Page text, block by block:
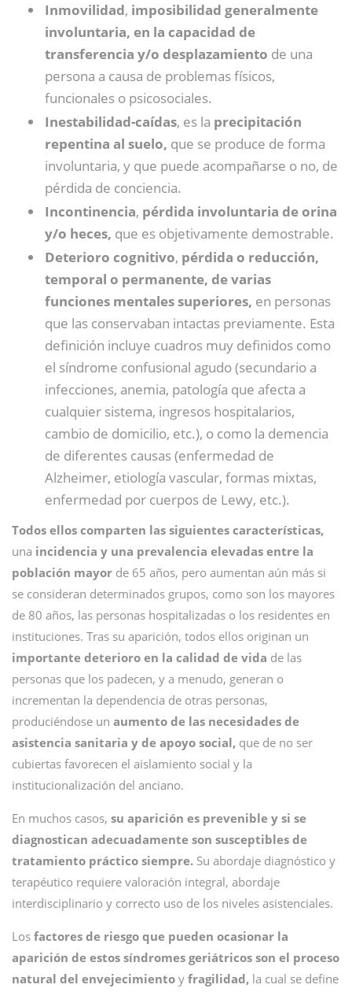
Inmovilidad, imposibilidad generalmente
involuntaria, en la capacidad de
transferencia y/o desplazamiento de una
persona a causa de problemas físicos,
funcionales o psicosociales.
Inestabilidad-caídas, es la precipitación
repentina al suelo, que se produce de forma
involuntaria, y que puede acompañarse o no, de
pérdida de conciencia.
Incontinencia, pérdida involuntaria de orina
y/o heces, que es objetivamente demostrable.
Deterioro cognitivo, pérdida o reducción,
temporal o permanente, de varias
funciones mentales superiores, en personas
que las conservaban intactas previamente. Esta
definición incluye cuadros muy definidos como
el síndrome confusional agudo (secundario a
infecciones, anemia, patología que afecta a
cualquier sistema, ingresos hospitalarios,
cambio de domicilio, etc.), o como la demencia
de diferentes causas (enfermedad de
Alzheimer, etiología vascular, formas mixtas,
enfermedad por cuerpos de Lewy, etc.).
Todos ellos comparten las siguientes características,
una incidencia y una prevalencia elevadas entre la
población mayor de 65 años, pero aumentan aún más si
se consideran determinados grupos, como son los mayores
de 80 años, las personas hospitalizadas o los residentes en
instituciones. Tras su aparición, todos ellos originan un
importante deterioro en la calidad de vida de las
personas que los padecen, y a menudo, generan o
incrementan la dependencia de otras personas,
produciéndose un aumento de las necesidades de
asistencia sanitaria y de apoyo social, que de no ser
cubiertas favorecen el aislamiento social y la
institucionalización del anciano.
En muchos casos, su aparición es prevenible y si se
diagnostican adecuadamente son susceptibles de
tratamiento práctico siempre. Su abordaje diagnóstico y
terapéutico requiere valoración integral, abordaje
interdisciplinario y correcto uso de los niveles asistenciales.
Los factores de riesgo que pueden ocasionar la
aparición de estos síndromes geriátricos son el proceso
natural del envejecimiento y fragilidad, la cual se define